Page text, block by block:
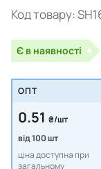
Код товару:
Є в наявності
ОПТ
0.51 ₴/шт
від 100 шт
ціна доступна при
загальному